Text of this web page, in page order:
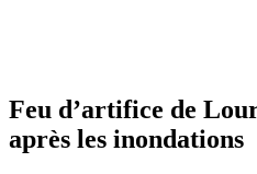
Feu d’artifice de
après les inondations